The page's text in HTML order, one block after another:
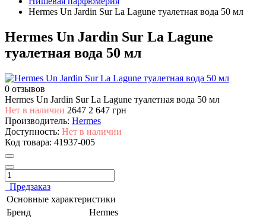
Hermes Un Jardin Sur La Lagune туалетная вода 50 мл
Hermes Un Jardin Sur La Lagune
туалетная вода 50 мл
0 отзывов
Hermes Un Jardin Sur La Lagune туалетная вода 50 мл
Нет в наличии 2647 2 647 грн
Производитель: Hermes
Доступность: Нет в наличии
Код товара: 41937-005
Предзаказ
Основные характеристики
Бренд
Hermes